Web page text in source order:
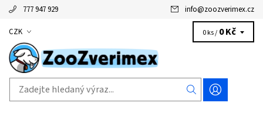
777 947 929 info@zoozverimex.cz
CZK 0 ks / 0 Kč